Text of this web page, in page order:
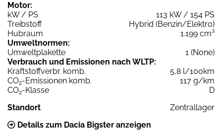
Motor:
kW / PS
113 kW / 154 PS
Treibstoff
Hybrid (Benzin/Elektro)
Hubraum
1.199 cm³
Umweltnormen:
Umweltplakette
1 (None)
Verbrauch und Emissionen nach WLTP:
Kraftstoffverbr. komb.
5,8 l/100km
CO2-Emissionen komb.
117 g/km
CO2-Klasse
D
Standort
Zentrallager
Details zum Dacia Bigster anzeigen